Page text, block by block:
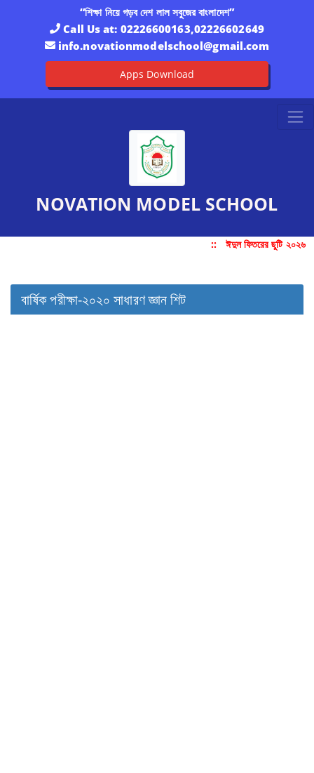
“শিক্ষা নিয়ে গড়ব দেশ লাল সবুজের বাংলাদেশ”
Call Us at: 02226600163,02226602649
info.novationmodelschool@gmail.com
Apps Download
NOVATION MODEL SCHOOL
:: ঈদুল ফিতরের ছুটি ২০২৬
বার্ষিক পরীক্ষা-২০২০ সাধারণ জ্ঞান শিট